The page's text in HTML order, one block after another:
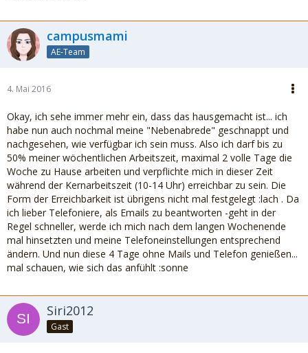
campusmami
AE-Team
4. Mai 2016
Okay, ich sehe immer mehr ein, dass das hausgemacht ist... ich
habe nun auch nochmal meine "Nebenabrede" geschnappt und
nachgesehen, wie verfügbar ich sein muss. Also ich darf bis zu
50% meiner wöchentlichen Arbeitszeit, maximal 2 volle Tage die
Woche zu Hause arbeiten und verpflichte mich in dieser Zeit
während der Kernarbeitszeit (10-14 Uhr) erreichbar zu sein. Die
Form der Erreichbarkeit ist übrigens nicht mal festgelegt :lach . Da
ich lieber Telefoniere, als Emails zu beantworten -geht in der
Regel schneller, werde ich mich nach dem langen Wochenende
mal hinsetzten und meine Telefoneinstellungen entsprechend
ändern. Und nun diese 4 Tage ohne Mails und Telefon genießen...
mal schauen, wie sich das anfühlt :sonne
Siri2012
Gast